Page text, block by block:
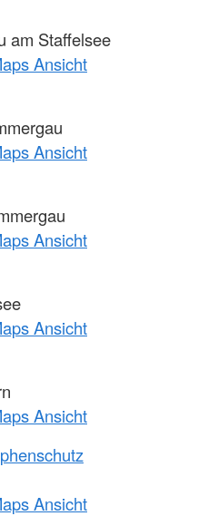
am Staffelsee
Ansicht
Ansicht
Ansicht
Ansicht
Ansicht
Ansicht